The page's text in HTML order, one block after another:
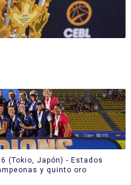
(Tokio, Japón) - Estados
y quinto oro